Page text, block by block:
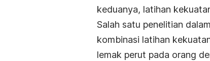
keduanya, latihan
Salah satu penelitian
kombinasi latihan
lemak perut pada orang